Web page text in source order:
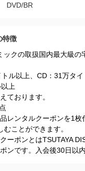
DVD/BR
特徴
ックの取扱国内最大級
トル以上、CD：31万タ
上
ております。
レンタルクーポンを1
ことができます。
ポンとはTSUTAYA
ンです。入会後30日以